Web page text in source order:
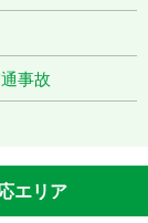
事故
エリア